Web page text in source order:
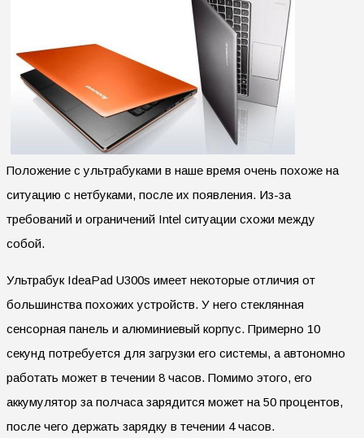
Положение с ультрабуками в наше время очень похоже на
ситуацию с нетбуками, после их появления. Из-за
требований и ограничений Intel ситуации схожи между
собой.
Ультрабук IdeaPad U300s имеет некоторые отличия от
большинства похожих устройств. У него стеклянная
сенсорная панель и алюминиевый корпус. Примерно 10
секунд потребуется для загрузки его системы, а автономно
работать может в течении 8 часов. Помимо этого, его
аккумулятор за полчаса зарядится может на 50 процентов,
после чего держать зарядку в течении 4 часов.